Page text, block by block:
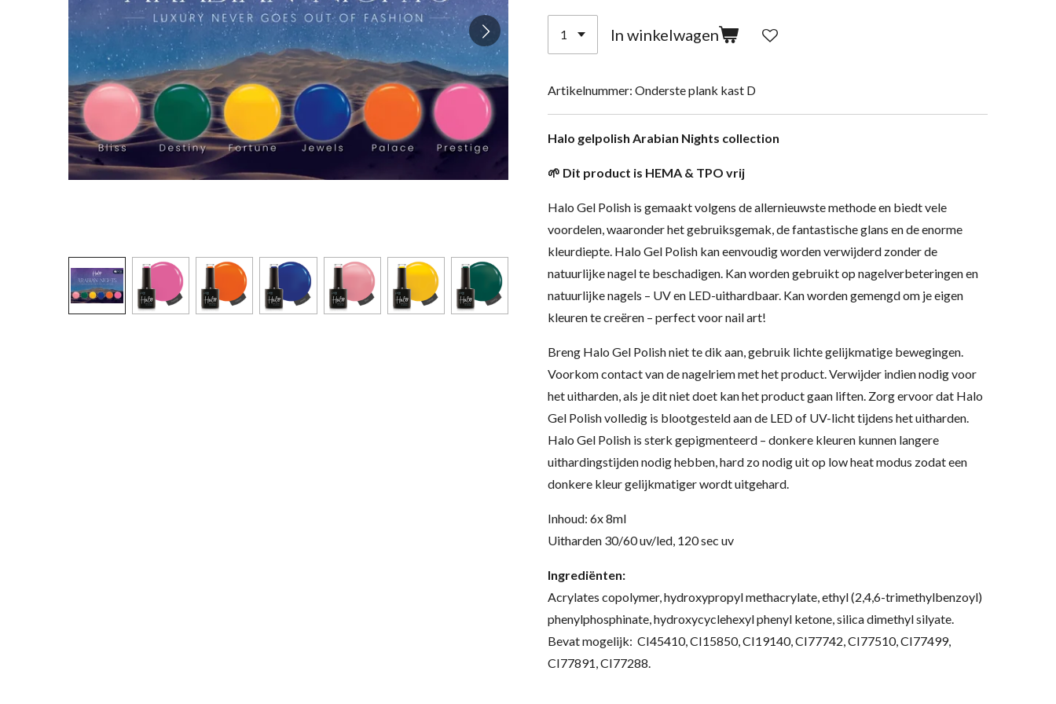
In winkelwagen
Artikelnummer: Onderste plank kast D
Halo gelpolish Arabian Nights collection
🌱 Dit product is HEMA & TPO vrij
Halo Gel Polish is gemaakt volgens de allernieuwste methode en biedt vele
voordelen, waaronder het gebruiksgemak, de fantastische glans en de enorme
kleurdiepte. Halo Gel Polish kan eenvoudig worden verwijderd zonder de
natuurlijke nagel te beschadigen. Kan worden gebruikt op nagelverbeteringen en
natuurlijke nagels – UV en LED-uithardbaar. Kan worden gemengd om je eigen
kleuren te creëren – perfect voor nail art!
Breng Halo Gel Polish niet te dik aan, gebruik lichte gelijkmatige bewegingen.
Voorkom contact van de nagelriem met het product. Verwijder indien nodig voor
het uitharden, als je dit niet doet kan het product gaan liften. Zorg ervoor dat Halo
Gel Polish volledig is blootgesteld aan de LED of UV-licht tijdens het uitharden.
Halo Gel Polish is sterk gepigmenteerd – donkere kleuren kunnen langere
uithardingstijden nodig hebben, hard zo nodig uit op low heat modus zodat een
donkere kleur gelijkmatiger wordt uitgehard.
Inhoud: 6x 8ml
Uitharden 30/60 uv/led, 120 sec uv
Ingrediënten:
Acrylates copolymer, hydroxypropyl methacrylate, ethyl (2,4,6-trimethylbenzoyl)
phenylphosphinate, hydroxycyclehexyl phenyl ketone, silica dimethyl silyate.
Bevat mogelijk: CI45410, CI15850, CI19140, CI77742, CI77510, CI77499,
CI77891, CI77288.